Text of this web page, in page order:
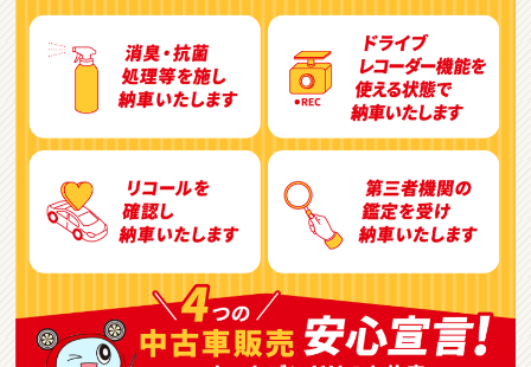
アルファード
位
トヨタ
ヴォクシー
ＳＵＶ・クロカン
1 位